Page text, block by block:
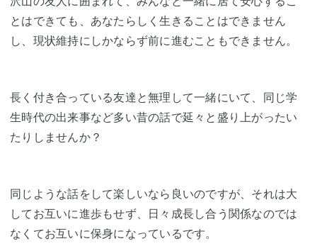
とはできても、あなたらしく生きることはできません
し、現状維持にしかならず前に進むこともできません。
長く付き合っている友達と無理して一緒にいて、同じ学
生時代の出来事など多い昔の話で延々と盛り上がったい
たりしませんか？
同じような話をして楽しいなら良いのですが、それは大
してお互いに進歩もせず、日々成長し合う関係なのでは
なくてお互いに保身になっているです。